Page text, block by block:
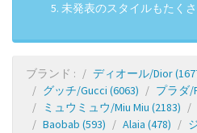
未発表のスタイルもたく
ブランド : ディオール/Dior
グッチ/Gucci (6063) プラダ/
ミュウミュウ/Miu Miu (2183)
Baobab (593) Alaia (478)